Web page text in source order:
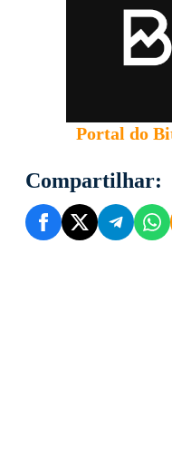
Portal do
Compartilhar: